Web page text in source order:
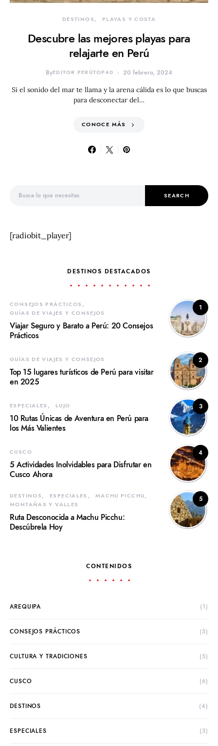
DESTINOS PLAYAS Y COSTA
Descubre las mejores playas para
relajarte en Perú
ByEDITOR PERÚTOP40 20 febrero, 2024
Si el sonido del mar te llama y la arena cálida es lo que buscas
para desconectar del…
CONOCE MÁS
SEARCH
[radiobit_player]
DESTINOS DESTACADOS
1
CONSEJOS PRÁCTICOS
GUÍAS DE VIAJES Y CONSEJOS
Viajar Seguro y Barato a Perú: 20 Consejos
Prácticos
2
GUÍAS DE VIAJES Y CONSEJOS
Top 15 lugares turísticos de Perú para visitar
en 2025
3
ESPECIALES LUJO
10 Rutas Únicas de Aventura en Perú para
los Más Valientes
4
CUSCO
5 Actividades Inolvidables para Disfrutar en
Cusco Ahora
5
DESTINOS ESPECIALES
MACHU PICCHU
MONTAÑAS Y VALLES
Ruta Desconocida a Machu Picchu:
Descúbrela Hoy
CONTENIDOS
AREQUIPA (1)
CONSEJOS PRÁCTICOS (5)
CULTURA Y TRADICIONES (5)
CUSCO (6)
DESTINOS (4)
ESPECIALES (3)